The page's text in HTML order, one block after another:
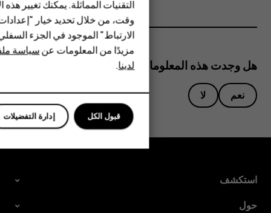
HMD DUB
HMD Watch
للأعمال
هل وجدت هذه المعلومات مفيدة؟
نعم لا
استكشف
حول
التقنيات المماثلة. يمكنك تغيير
وقت، من خلال تحديد خيار
الارتباط" الموجود في الجزء
مزيدًا من المعلومات عنسياسة
لدينا.
إدارة التفضيلات قبول الكل